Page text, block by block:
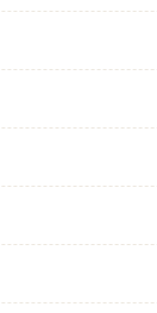
宅不動産会社の
ずはあなたの家
この先の土地は
価格らしの母
まとめたもので
大切です。